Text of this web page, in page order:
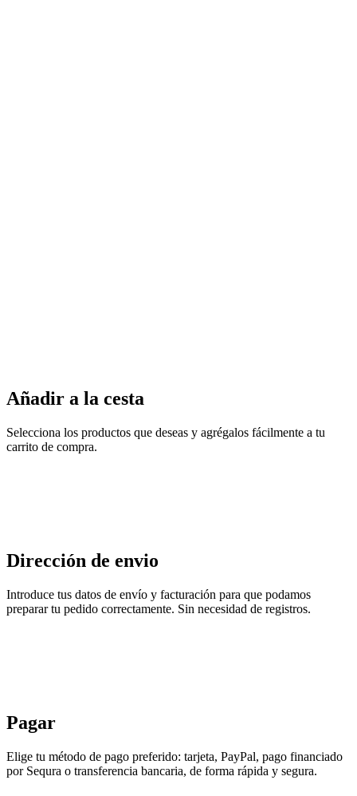
Añadir a la cesta
Selecciona los productos que deseas y agrégalos fácilmente a tu
carrito de compra.
Dirección de envio
Introduce tus datos de envío y facturación para que podamos
preparar tu pedido correctamente. Sin necesidad de registros.
Pagar
Elige tu método de pago preferido: tarjeta, PayPal, pago financiado
por Sequra o transferencia bancaria, de forma rápida y segura.